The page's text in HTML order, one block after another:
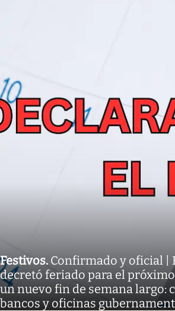
Festivos. Confirmado y oficial |
decretó feriado para el
un nuevo fin de semana largo:
bancos y oficinas